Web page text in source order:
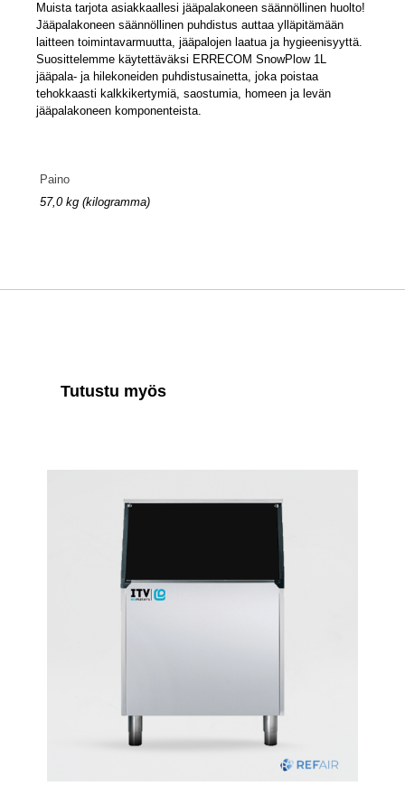
Muista tarjota asiakkaallesi jääpalakoneen säännöllinen huolto!
Jääpalakoneen säännöllinen puhdistus auttaa ylläpitämään
laitteen toimintavarmuutta, jääpalojen laatua ja hygieenisyyttä.
Suosittelemme käytettäväksi ERRECOM SnowPlow 1L
jääpala- ja hilekoneiden puhdistusainetta, joka poistaa
tehokkaasti kalkkikertymiä, saostumia, homeen ja levän
jääpalakoneen komponenteista.
Paino
57,0 kg (kilogramma)
Tutustu myös